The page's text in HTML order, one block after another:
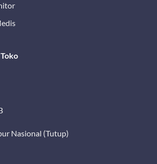
Nasional (Tutup)